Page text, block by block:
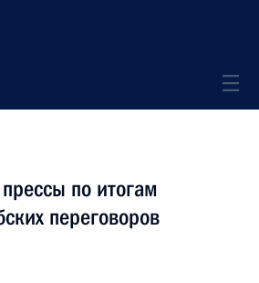
по итогам
переговоров